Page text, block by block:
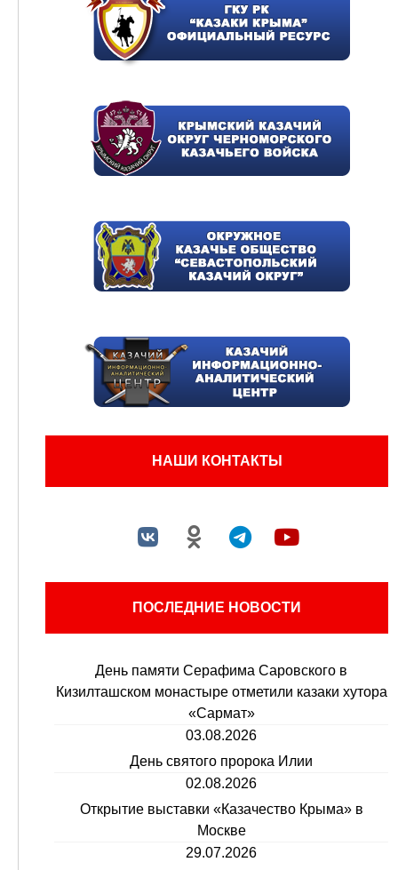
НАШИ КОНТАКТЫ
ПОСЛЕДНИЕ НОВОСТИ
День памяти Серафима Саровского в
Кизилташском монастыре отметили казаки хутора
«Сармат»
03.08.2026
День святого пророка Илии
02.08.2026
Открытие выставки «Казачество Крыма» в
Москве
29.07.2026